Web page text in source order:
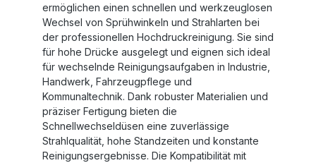
ermöglichen einen schnellen und werkzeuglosen
Wechsel von Sprühwinkeln und Strahlarten bei
der professionellen Hochdruckreinigung. Sie sind
für hohe Drücke ausgelegt und eignen sich ideal
für wechselnde Reinigungsaufgaben in Industrie,
Handwerk, Fahrzeugpflege und
Kommunaltechnik. Dank robuster Materialien und
präziser Fertigung bieten die
Schnellwechseldüsen eine zuverlässige
Strahlqualität, hohe Standzeiten und konstante
Reinigungsergebnisse. Die Kompatibilität mit